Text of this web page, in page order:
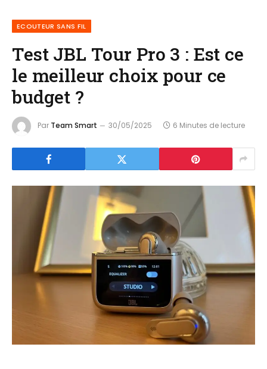
ECOUTEUR SANS FIL
Test JBL Tour Pro 3 : Est ce
le meilleur choix pour ce
budget ?
Par Team Smart 30/05/2025 6 Minutes de lecture